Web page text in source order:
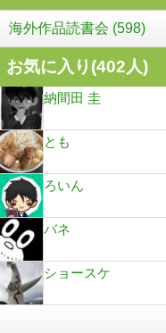
海外作品読書会 (598)
お気に入り(402人)
納間田 圭
とも
ろいん
バネ
ショースケ